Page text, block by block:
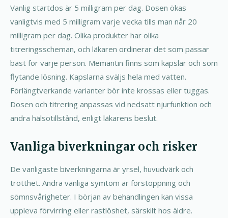
Vanlig startdos är 5 milligram per dag. Dosen ökas
vanligtvis med 5 milligram varje vecka tills man når 20
milligram per dag. Olika produkter har olika
titreringsscheman, och läkaren ordinerar det som passar
bäst för varje person. Memantin finns som kapslar och som
flytande lösning. Kapslarna sväljs hela med vatten.
Förlängtverkande varianter bör inte krossas eller tuggas.
Dosen och titrering anpassas vid nedsatt njurfunktion och
andra hälsotillstånd, enligt läkarens beslut.
Vanliga biverkningar och risker
De vanligaste biverkningarna är yrsel, huvudvärk och
trötthet. Andra vanliga symtom är förstoppning och
sömnsvårigheter. I början av behandlingen kan vissa
uppleva förvirring eller rastlöshet, särskilt hos äldre.